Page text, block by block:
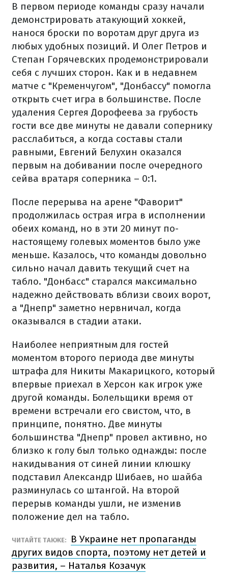
В первом периоде команды сразу начали
демонстрировать атакующий хоккей,
нанося броски по воротам друг друга из
любых удобных позиций. И Олег Петров и
Степан Горячевских продемонстрировали
себя с лучших сторон. Как и в недавнем
матче с "Кременчугом", "Донбассу" помогла
открыть счет игра в большинстве. После
удаления Сергея Дорофеева за грубость
гости все две минуты не давали сопернику
расслабиться, а когда составы стали
равными, Евгений Белухин оказался
первым на добивании после очередного
сейва вратаря соперника – 0:1.
После перерыва на арене "Фаворит"
продолжилась острая игра в исполнении
обеих команд, но в эти 20 минут по-
настоящему голевых моментов было уже
меньше. Казалось, что команды довольно
сильно начал давить текущий счет на
табло. "Донбасс" старался максимально
надежно действовать вблизи своих ворот,
а "Днепр" заметно нервничал, когда
оказывался в стадии атаки.
Наиболее неприятным для гостей
моментом второго периода две минуты
штрафа для Никиты Макарицкого, который
впервые приехал в Херсон как игрок уже
другой команды. Болельщики время от
времени встречали его свистом, что, в
принципе, понятно. Две минуты
большинства "Днепр" провел активно, но
близко к голу был только однажды: после
накидывания от синей линии клюшку
подставил Александр Шибаев, но шайба
разминулась со штангой. На второй
перерыв команды ушли, не изменив
положение дел на табло.
ЧИТАЙТЕ ТАКЖЕ:
В Украине нет пропаганды
других видов спорта, поэтому нет детей и
развития, – Наталья Козачук